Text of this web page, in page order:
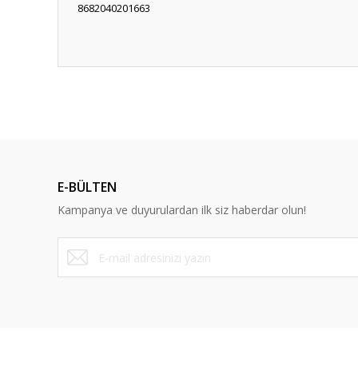
8682040201663
Ürün bilgilerinde hatalar bulunuyor.
Ürün fiyatı diğer sitelerden daha pahalı.
Bu ürüne benzer farklı alternatifler olmalı.
E-BÜLTEN
Kampanya ve duyurulardan ilk siz haberdar olun!